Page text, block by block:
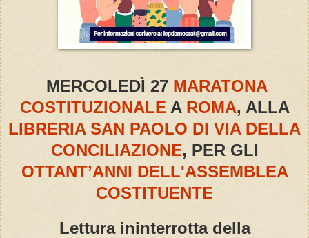
MERCOLEDÌ 27 MARATONA
COSTITUZIONALE A ROMA, ALLA
LIBRERIA SAN PAOLO DI VIA DELLA
CONCILIAZIONE, PER GLI
OTTANT’ANNI DELL'ASSEMBLEA
COSTITUENTE
Lettura ininterrotta della